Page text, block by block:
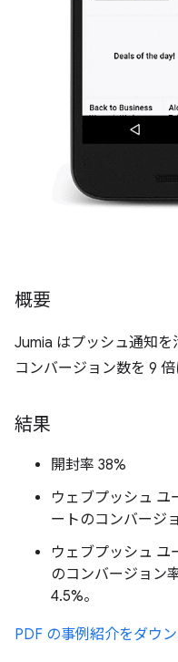
概要
Jumia はプッシュ通知を
コンバージョン数を 9
結果
開封率 38%
ウェブプッシュ ユ
ートのコンバージ
ウェブプッシュ ユ
のコンバージョン
4.5%。
PDF の事例紹介をダウ